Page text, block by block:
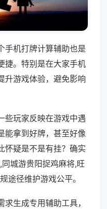
手机打牌计算辅助也是
捷。特别是在大家手机
升游戏体验，避免影响
些玩家反映在游戏中遇
能拿到好牌，甚至好像
怀疑是不是有挂？确实
城游贵阳捉鸡麻将,旺
途径维护游戏公平。
生成专用辅助工具，